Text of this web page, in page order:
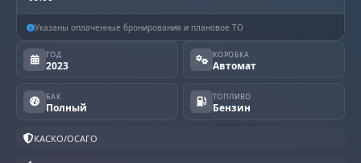
Указаны оплаченные бронирования и плановое ТО
ГОД
2023
КОРОБКА
Автомат
БАК
Полный
ТОПЛИВО
Бензин
КАСКО/ОСАГО